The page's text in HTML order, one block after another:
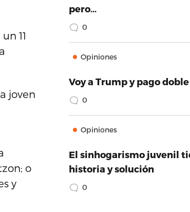
11
joven
o
y
pero…
0
Opiniones
Voy a Trump y pago doble
0
Opiniones
El sinhogarismo juvenil
historia y solución
0